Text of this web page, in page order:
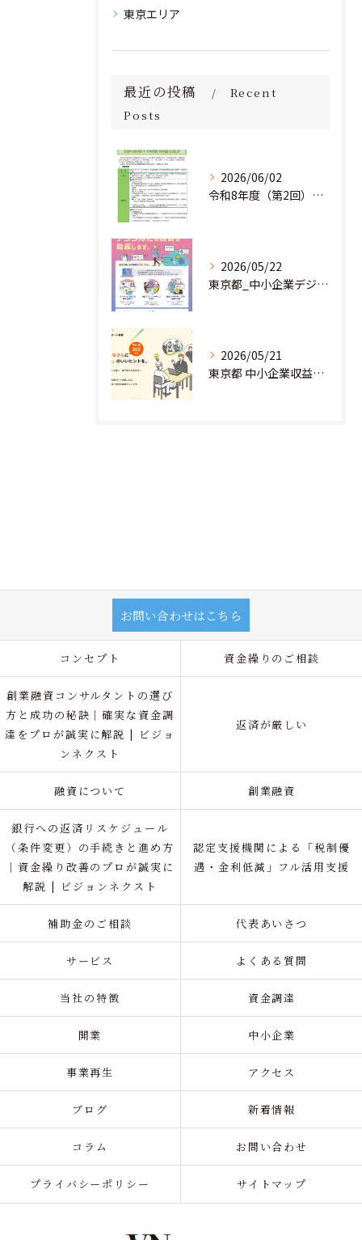
東京エリア
最近の投稿
Recent
Posts
2026/06/02
令和8年度（第2回）明日にチャレンジ中小企業基盤強化事業助成金のお知らせ
2026/05/22
東京都_中小企業デジタル導入促進補助事業のお知らせ
2026/05/21
東京都 中小企業収益力強化サポート事業
お問い合わせはこちら
コンセプト 資金繰りのご相談
創業融資コンサルタントの選び
方と成功の秘訣｜確実な資金調
達をプロが誠実に解説 | ビジョ
ンネクスト
返済が厳しい
融資について 創業融資
銀行への返済リスケジュール
（条件変更）の手続きと進め方
｜資金繰り改善のプロが誠実に
解説 | ビジョンネクスト
認定支援機関による「税制優
遇・金利低減」フル活用支援
補助金のご相談 代表あいさつ
サービス よくある質問
当社の特徴 資金調達
開業 中小企業
事業再生 アクセス
ブログ 新着情報
コラム お問い合わせ
プライバシーポリシー サイトマップ